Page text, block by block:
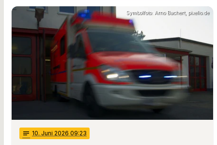
Symbolfoto: Arno Bachert, pixelio.de
notes 10. Juni 2026 09:23